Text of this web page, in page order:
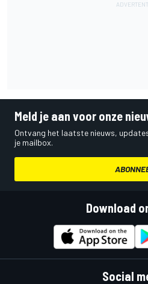
Meld je aan voor onze
Ontvang het laatste nieuws,
je mailbox.
Download
Social